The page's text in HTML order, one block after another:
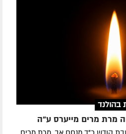
בהולנד
מרת מרים מייערס ע"ה